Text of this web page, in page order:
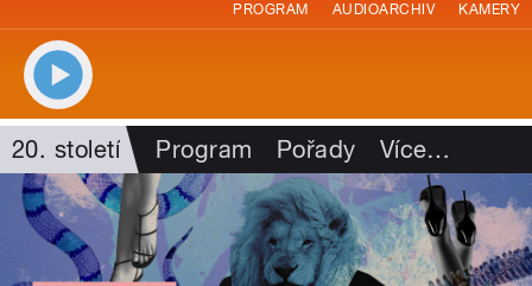
PROGRAM AUDIOARCHIV KAMERY
20. století Program Pořady Více…